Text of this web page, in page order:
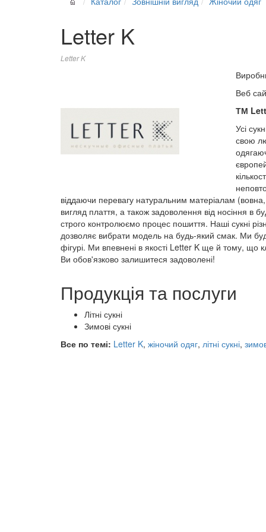
Letter K
Letter K
Веб
ТМ
Усі
свою
віддаючи перевагу натуральним матеріалам
вигляд плаття, а також задоволення від носіння в
строго контролюємо процес пошиття. Наші сукні
дозволяє вибрати модель на будь-який смак. Ми
фігурі. Ми впевнені в якості Letter K ще й тому, що
Ви обов'язково залишитеся задоволені!
Продукція та послуги
Літні сукні
Зимові сукні
Все по темі: Letter K, жіночий одяг, літні сукні,